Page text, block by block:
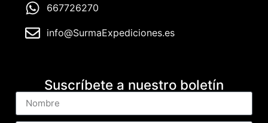
667726270
info@SurmaExpediciones.es
Suscríbete a nuestro boletín